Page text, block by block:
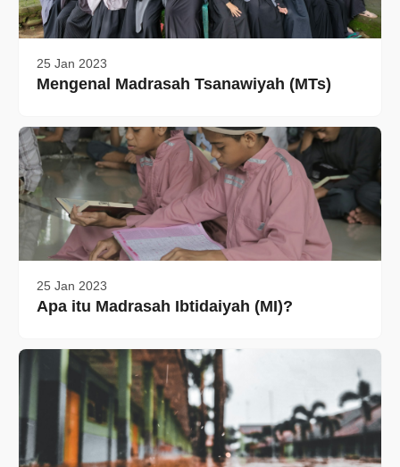
25 Jan 2023
Mengenal Madrasah Tsanawiyah (MTs)
25 Jan 2023
Apa itu Madrasah Ibtidaiyah (MI)?